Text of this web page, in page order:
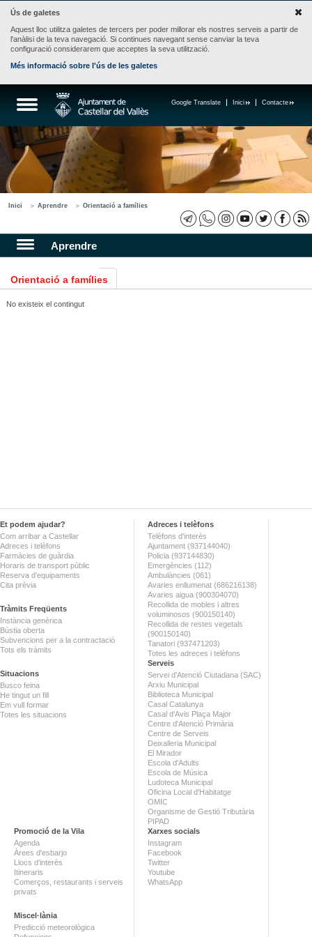
Ús de galetes
Aquest lloc utilitza galetes de tercers per poder millorar els nostres serveis a partir de
l'anàlisi de la teva navegació. Si continues navegant sense canviar la teva
configuració considerarem que acceptes la seva utilització.
Més informació sobre l'ús de les galetes
Contacte
Inici
Google Translate
Inici Aprendre Orientació a famílies
Aprendre
Orientació a famílies
No existeix el contingut
Et podem ajudar?
Com arribar a Castellar
Adreces i telèfons
Farmàcies de guàrdia
Horaris de transport públic
Reserva d'equipaments
Cita prèvia
Tràmits Freqüents
Instància genèrica
Bústia oberta
Subvencions per a la contractació
Tots els tràmits
Situacions
Busco feina
He tingut un fill
Em vull formar
Totes les situacions
Adreces i telèfons
Telèfons d'interès
Ajuntament (937144040)
Policia (937144830)
Emergències (112)
Ambulàncies (061)
Avaries enllumenat (686216138)
Avaries aigua (900304070)
Recollida de mobles i altres
voluminosos (900150140)
Recollida de restes vegetals
(900150140)
Tanatori (937471203)
Totes les adreces i telèfons
Serveis
Servei d'Atenció Ciutadana (SAC)
Arxiu Municipal
Biblioteca Municipal
Casal Catalunya
Casal d'Avis Plaça Major
Centre d'Atenció Primària
Centre de Serveis
Deixalleria Municipal
El Mirador
Escola d'Adults
Escola de Música
Ludoteca Municipal
Oficina Local d'Habitatge
OMIC
Organisme de Gestió Tributària
PIPAD
Promoció de la Vila
Agenda
Àrees d'esbarjo
Llocs d'interès
Itineraris
Comerços, restaurants i serveis
privats
Miscel·lània
Predicció meteorològica
Xarxes socials
Instagram
Facebook
Twitter
Youtube
WhatsApp